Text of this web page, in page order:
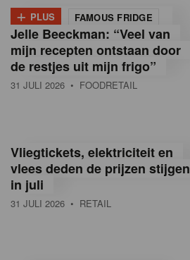
n
B
e
g
ë
+ PLUS FAMOUS FRIDGE
Jelle Beeckman: “Veel van
mijn recepten ontstaan door
de restjes uit mijn frigo”
31 JULI 2026 • FOODRETAIL
Vliegtickets, elektriciteit en
vlees deden de prijzen stijgen
in juli
31 JULI 2026 • RETAIL